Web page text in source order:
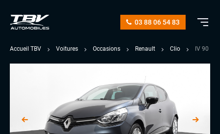
03 88 06 54 83
Accueil TBV Voitures Occasions Renault Clio IV 90 CV